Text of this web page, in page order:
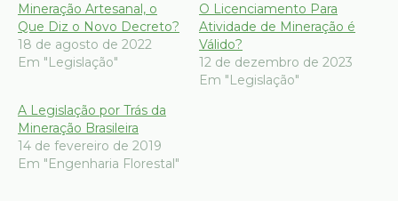
Mineração Artesanal, o
Que Diz o Novo Decreto?
18 de agosto de 2022
Em "Legislação"
O Licenciamento Para
Atividade de Mineração é
Válido?
12 de dezembro de 2023
Em "Legislação"
A Legislação por Trás da
Mineração Brasileira
14 de fevereiro de 2019
Em "Engenharia Florestal"